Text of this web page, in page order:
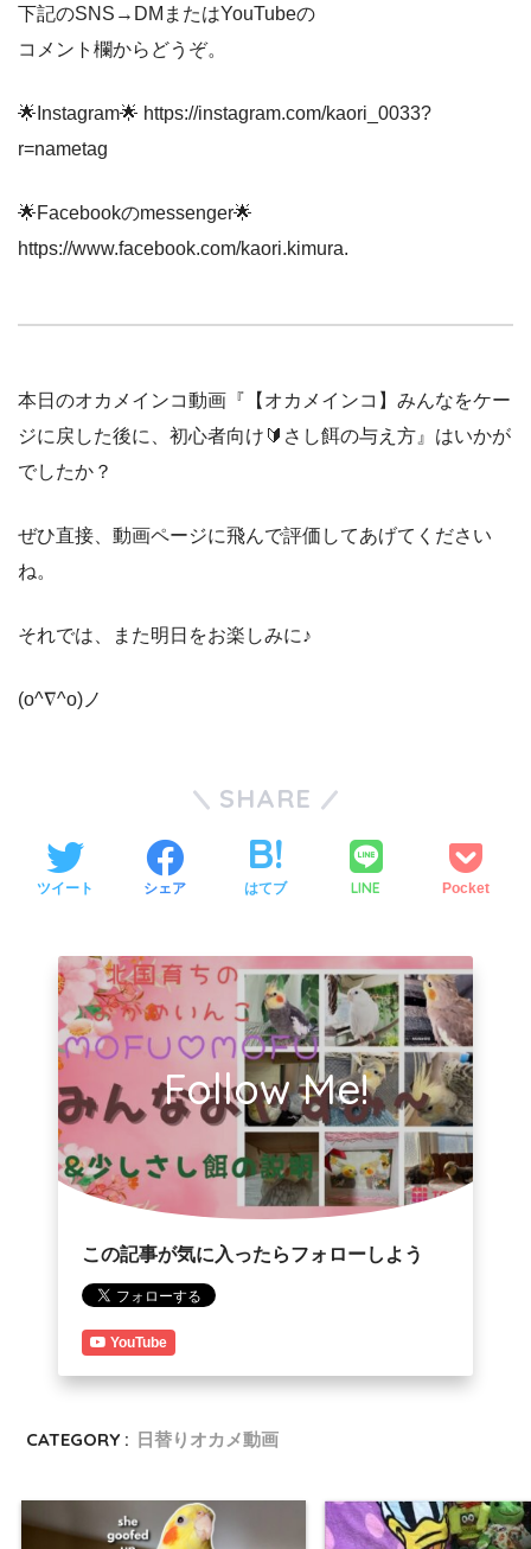
下記のSNS→DMまたはYouTubeの
コメント欄からどうぞ。
🌟Instagram🌟 https://instagram.com/kaori_0033?
r=nametag
🌟Facebookのmessenger🌟
https://www.facebook.com/kaori.kimura.
本日のオカメインコ動画『【オカメインコ】みんなをケー
ジに戻した後に、初心者向け🔰さし餌の与え方』はいかが
でしたか？
ぜひ直接、動画ページに飛んで評価してあげてください
ね。
それでは、また明日をお楽しみに♪
(o^∇^o)ノ
SHARE
ツイート シェア はてブ LINE Pocket
Follow Me!
この記事が気に入ったらフォローしよう
YouTube
CATEGORY : 日替りオカメ動画